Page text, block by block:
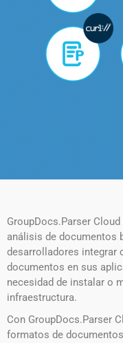
GroupDocs.Parser
análisis de documentos
desarrolladores integrar
documentos en sus
necesidad de instalar o
infraestructura.
Con GroupDocs.Parser
formatos de